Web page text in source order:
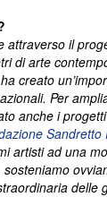
attraverso il
di arte
creato
Per
anche i
Sandretto
artisti ad una